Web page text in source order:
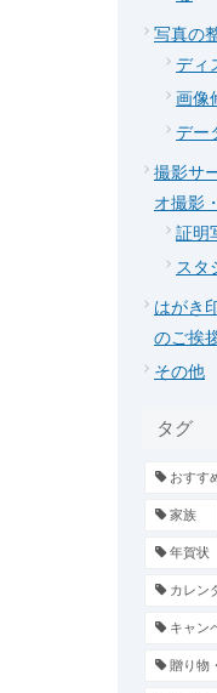
写真の
ディ
画像
デー
撮影サ
オ撮影
証明
スタ
はがき
のご挨
その他
タグ
おすす
家族
年賀状
カレン
キャン
贈り物